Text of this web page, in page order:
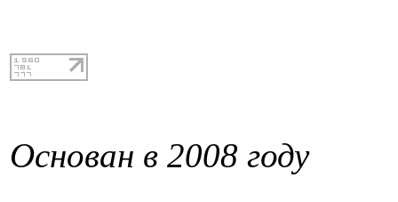
Основан в 2008 году